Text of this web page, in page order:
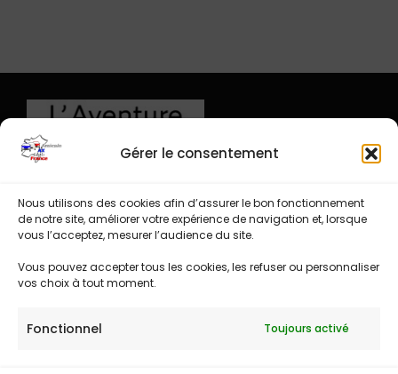
Gérer le consentement
Nous utilisons des cookies afin d’assurer le bon fonctionnement
de notre site, améliorer votre expérience de navigation et, lorsque
vous l’acceptez, mesurer l’audience du site.
Vous pouvez accepter tous les cookies, les refuser ou personnaliser
vos choix à tout moment.
Fonctionnel Toujours activé